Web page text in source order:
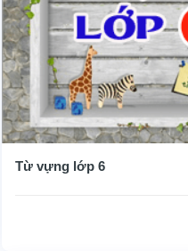
Từ vựng lớp 6